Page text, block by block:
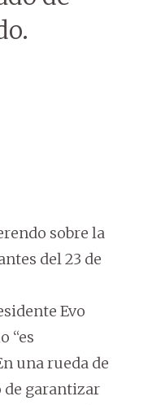
sobre la
del 23 de
Evo
“es
una rueda de
de garantizar